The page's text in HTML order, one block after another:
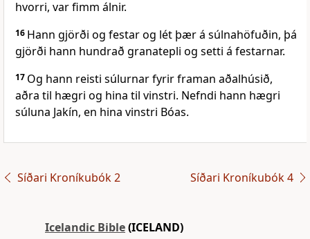
hvorri, var fimm álnir.
16 Hann gjörði og festar og lét þær á súlnahöfuðin, þá
gjörði hann hundrað granatepli og setti á festarnar.
17 Og hann reisti súlurnar fyrir framan aðalhúsið,
aðra til hægri og hina til vinstri. Nefndi hann hægri
súluna Jakín, en hina vinstri Bóas.
Síðari Kroníkubók 2 Síðari Kroníkubók 4
Icelandic Bible(ICELAND)